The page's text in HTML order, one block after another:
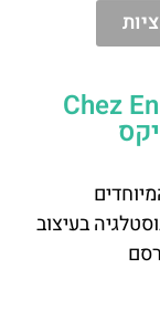
מסעדת "הסנדוויץ' הגאלי" – Chez En
בעיצוב